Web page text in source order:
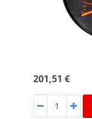
201,51 €